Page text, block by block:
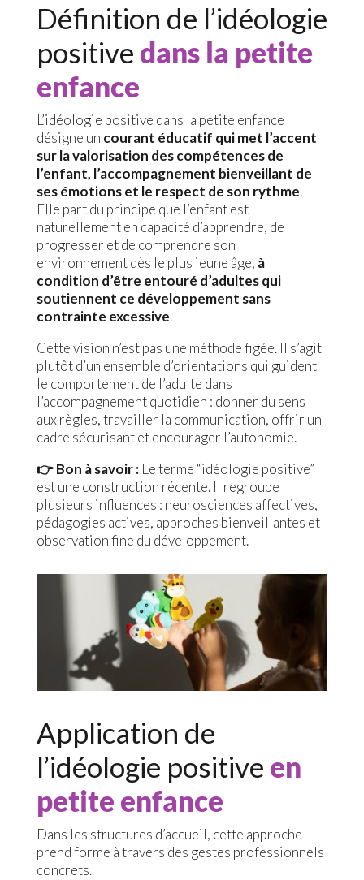
Définition de l’idéologie
positive dans la petite
enfance
L’idéologie positive dans la petite enfance
désigne un courant éducatif qui met l’accent
sur la valorisation des compétences de
l’enfant, l’accompagnement bienveillant de
ses émotions et le respect de son rythme.
Elle part du principe que l’enfant est
naturellement en capacité d’apprendre, de
progresser et de comprendre son
environnement dès le plus jeune âge, à
condition d’être entouré d’adultes qui
soutiennent ce développement sans
contrainte excessive.
Cette vision n’est pas une méthode figée. Il s’agit
plutôt d’un ensemble d’orientations qui guident
le comportement de l’adulte dans
l’accompagnement quotidien : donner du sens
aux règles, travailler la communication, offrir un
cadre sécurisant et encourager l’autonomie.
👉 Bon à savoir : Le terme “idéologie positive”
est une construction récente. Il regroupe
plusieurs influences : neurosciences affectives,
pédagogies actives, approches bienveillantes et
observation fine du développement.
Application de
l’idéologie positive en
petite enfance
Dans les structures d’accueil, cette approche
prend forme à travers des gestes professionnels
concrets.